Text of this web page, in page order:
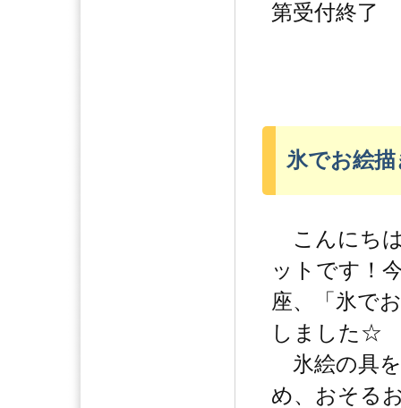
第受付終了
氷でお絵描
こんにち
ットです！
座、「氷で
しました☆
氷絵の具
め、おそる